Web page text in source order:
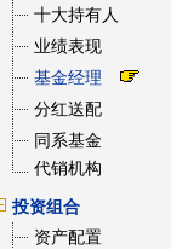
十大持有人
业绩表现
基金经理
分红送配
同系基金
代销机构
投资组合
资产配置